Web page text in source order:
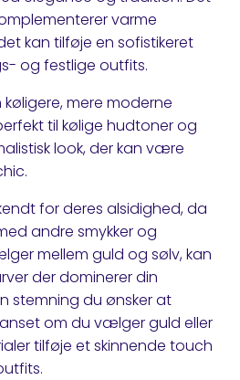
varme
kan tilføje en sofistikeret
og festlige outfits.
mere moderne
til kølige hudtoner og
look, der kan være
for deres alsidighed, da
andre smykker og
mellem guld og sølv, kan
der dominerer din
stemning du ønsker at
om du vælger guld eller
tilføje et skinnende touch